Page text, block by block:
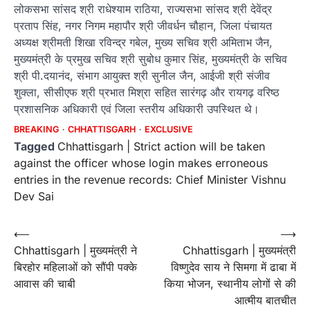
लोकसभा सांसद श्री राधेश्याम राठिया, राज्यसभा सांसद श्री देवेंद्र
प्रताप सिंह, नगर निगम महापौर श्री जीवर्धन चौहान, जिला पंचायत
अध्यक्ष श्रीमती शिखा रविन्द्र गबेल, मुख्य सचिव श्री अमिताभ जैन,
मुख्यमंत्री के प्रमुख सचिव श्री सुबोध कुमार सिंह, मुख्यमंत्री के सचिव
श्री पी.दयानंद, संभाग आयुक्त श्री सुनील जैन, आईजी श्री संजीव
शुक्ला, सीसीएफ श्री प्रभात मिश्रा सहित सारंगढ़ और रायगढ़ वरिष्ठ
प्रशासनिक अधिकारी एवं जिला स्तरीय अधिकारी उपस्थित थे।
BREAKING CHHATTISGARH EXCLUSIVE
Tagged Chhattisgarh | Strict action will be taken
against the officer whose login makes erroneous
entries in the revenue records: Chief Minister Vishnu
Dev Sai
Post
navigation
⟵
Chhattisgarh | मुख्यमंत्री ने
बिरहोर महिलाओं को सौंपी पक्के
आवास की चाबी
Chhattisgarh | मुख्यमंत्री
विष्णुदेव साय ने सिमगा में ढाबा में
किया भोजन, स्थानीय लोगों से की
आत्मीय बातचीत
⟶